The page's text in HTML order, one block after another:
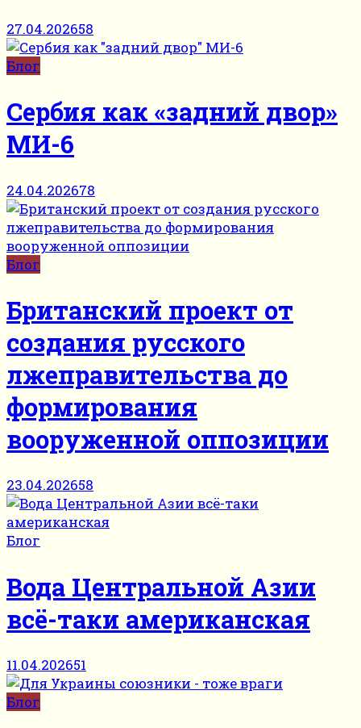
27.04.202658
Блог
Сербия как «задний двор»
МИ-6
24.04.202678
Блог
Британский проект от
создания русского
лжеправительства до
формирования
вооруженной оппозиции
23.04.202658
Блог
Вода Центральной Азии
всё-таки американская
11.04.202651
Блог